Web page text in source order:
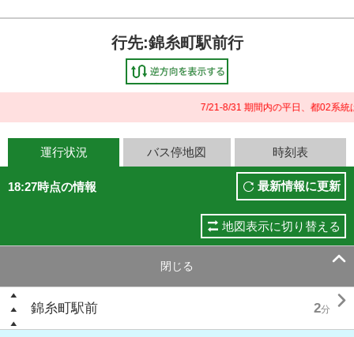
行先:錦糸町駅前行
7/21-8/31 期間内の平日、都02系統
運行状況 バス停地図 時刻表
18:27時点の情報 最新情報に更新
地図表示に切り替える
閉じる 
錦糸町駅前 2分 